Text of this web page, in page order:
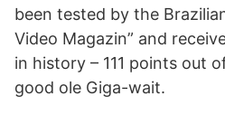
been tested by the
Video Magazin” and
in history – 111 points out
good ole Giga-wait.